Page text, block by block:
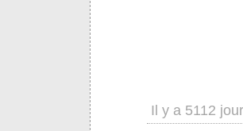
Il y a 5112